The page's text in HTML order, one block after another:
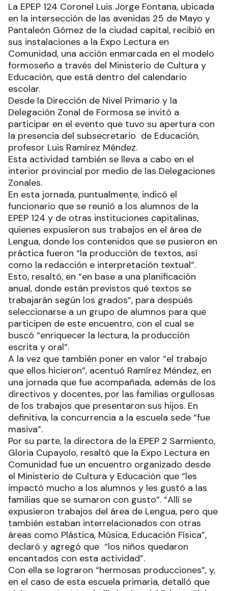
La EPEP 124 Coronel Luis Jorge Fontana, ubicada
en la intersección de las avenidas 25 de Mayo y
Pantaleón Gómez de la ciudad capital, recibió en
sus instalaciones a la Expo Lectura en
Comunidad, una acción enmarcada en el modelo
formoseño a través del Ministerio de Cultura y
Educación, que está dentro del calendario
escolar.
Desde la Dirección de Nivel Primario y la
Delegación Zonal de Formosa se invitó a
participar en el evento que tuvo su apertura con
la presencia del subsecretario de Educación,
profesor Luis Ramírez Méndez.
Esta actividad también se lleva a cabo en el
interior provincial por medio de las Delegaciones
Zonales.
En esta jornada, puntualmente, indicó el
funcionario que se reunió a los alumnos de la
EPEP 124 y de otras instituciones capitalinas,
quienes expusieron sus trabajos en el área de
Lengua, donde los contenidos que se pusieron en
práctica fueron “la producción de textos, así
como la redacción e interpretación textual”.
Esto, resaltó, en “en base a una planificación
anual, donde están previstos qué textos se
trabajarán según los grados”, para después
seleccionarse a un grupo de alumnos para que
participen de este encuentro, con el cual se
buscó “enriquecer la lectura, la producción
escrita y oral”.
A la vez que también poner en valor “el trabajo
que ellos hicieron”, acentuó Ramírez Méndez, en
una jornada que fue acompañada, además de los
directivos y docentes, por las familias orgullosas
de los trabajos que presentaron sus hijos. En
definitiva, la concurrencia a la escuela sede “fue
masiva”.
Por su parte, la directora de la EPEP 2 Sarmiento,
Gloria Cupayolo, resaltó que la Expo Lectura en
Comunidad fue un encuentro organizado desde
el Ministerio de Cultura y Educación que “les
impactó mucho a los alumnos y les gustó a las
familias que se sumaron con gusto”. “Allí se
expusieron trabajos del área de Lengua, pero que
también estaban interrelacionados con otras
áreas como Plástica, Música, Educación Física”,
declaró y agregó que “los niños quedaron
encantados con esta actividad”.
Con ella se lograron “hermosas producciones”, y,
en el caso de esta escuela primaria, detalló que